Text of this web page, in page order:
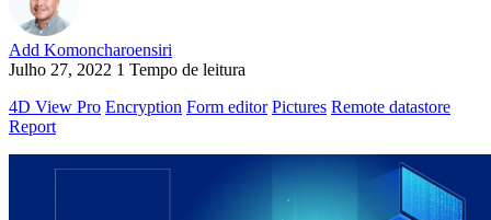
Add Komoncharoensiri
Julho 27, 2022 1 Tempo de leitura
4D View Pro Encryption Form editor Pictures Remote datastore
Report